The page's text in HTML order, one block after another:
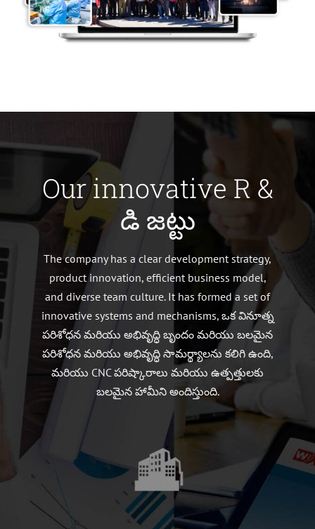
Our innovative R &
డి జట్టు
The company has a clear development strategy,
product innovation, efficient business model,
and diverse team culture. It has formed a set of
innovative systems and mechanisms, ఒక వినూత్న
పరిశోధన మరియు అభివృద్ధి బృందం మరియు బలమైన
పరిశోధన మరియు అభివృద్ధి సామర్థ్యాలను కలిగి ఉంది,
మరియు CNC పరిష్కారాలు మరియు ఉత్పత్తులకు
బలమైన హామీని అందిస్తుంది.